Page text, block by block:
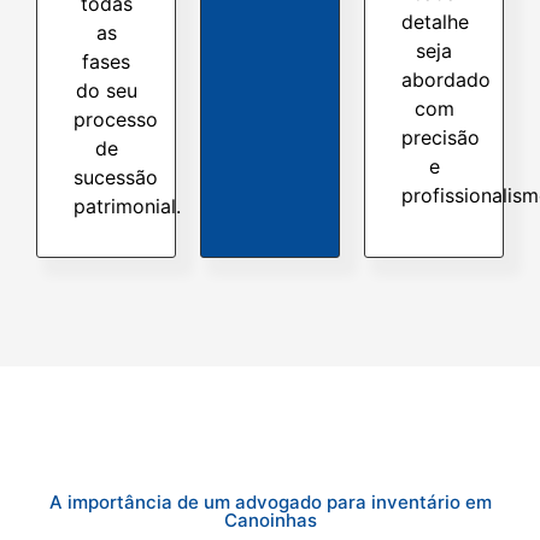
as
fases
do seu
processo
de
sucessão
patrimonial.
detalhe
seja
abordado
com
precisão
e
A importância de um advogado para inventário em
Canoinhas